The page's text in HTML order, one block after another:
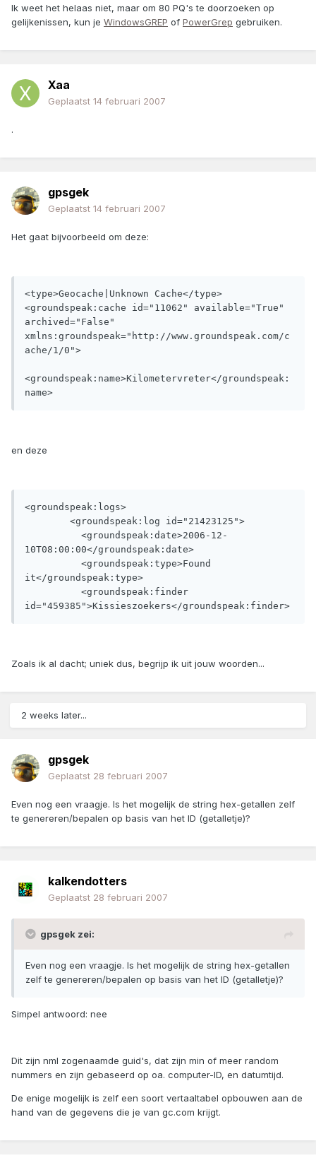
Ik weet het helaas niet, maar om 80 PQ's te doorzoeken op
gelijkenissen, kun je WindowsGREP of PowerGrep gebruiken.
Xaa
Geplaatst 14 februari 2007
.
gpsgek
Geplaatst 14 februari 2007
Het gaat bijvoorbeeld om deze:
<type>Geocache|Unknown Cache</type>
<groundspeak:cache id="11062" available="True"
archived="False"
xmlns:groundspeak="http://www.groundspeak.com/c
ache/1/0">
<groundspeak:name>Kilometervreter</groundspeak:
name>
en deze
<groundspeak:logs>
10T08:00:00</groundspeak:date>
it</groundspeak:type>
id="459385">Kissieszoekers</groundspeak:finder>
Zoals ik al dacht; uniek dus, begrijp ik uit jouw woorden...
2 weeks later...
gpsgek
Geplaatst 28 februari 2007
Even nog een vraagje. Is het mogelijk de string hex-getallen zelf
te genereren/bepalen op basis van het ID (getalletje)?
kalkendotters
Geplaatst 28 februari 2007
gpsgek zei:
Even nog een vraagje. Is het mogelijk de string hex-getallen
zelf te genereren/bepalen op basis van het ID (getalletje)?
Simpel antwoord: nee
Dit zijn nml zogenaamde guid's, dat zijn min of meer random
nummers en zijn gebaseerd op oa. computer-ID, en datumtijd.
De enige mogelijk is zelf een soort vertaaltabel opbouwen aan de
hand van de gegevens die je van gc.com krijgt.